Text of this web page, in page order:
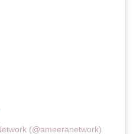
(@ameeranetwork)